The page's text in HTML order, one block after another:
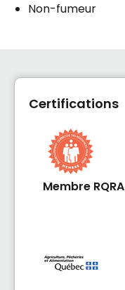
Non-fumeur
Certifications
Membre RQRA